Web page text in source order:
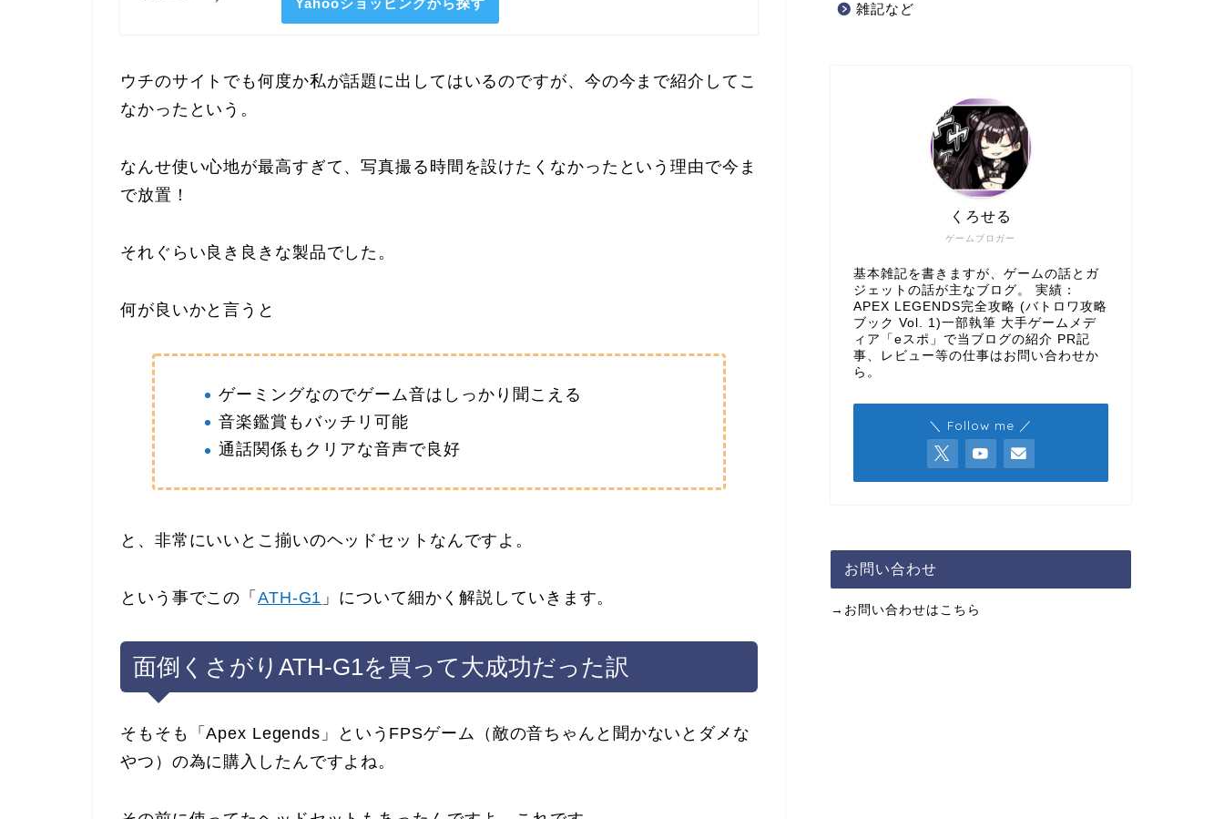
Yahooショッピングから探す
ウチのサイトでも何度か私が話題に出してはいるのですが、今の今まで紹介してこ
なかったという。
なんせ使い心地が最高すぎて、写真撮る時間を設けたくなかったという理由で今ま
で放置！
それぐらい良き良きな製品でした。
何が良いかと言うと
ゲーミングなのでゲーム音はしっかり聞こえる
音楽鑑賞もバッチリ可能
通話関係もクリアな音声で良好
と、非常にいいとこ揃いのヘッドセットなんですよ。
という事でこの「ATH-G1 」について細かく解説していきます。
面倒くさがりATH-G1を買って大成功だった訳
そもそも「Apex Legends」というFPSゲーム（敵の音ちゃんと聞かないとダメな
やつ）の為に購入したんですよね。
雑記など
ゲームブロガー
くろせる
基本雑記を書きますが、ゲームの話とガ
ジェットの話が主なブログ。 実績：
APEX LEGENDS完全攻略 (バトロワ攻略
ブック Vol. 1)一部執筆 大手ゲームメデ
ィア「eスポ」で当ブログの紹介 PR記
事、レビュー等の仕事はお問い合わせか
ら。
＼ Follow me ／
お問い合わせ
→お問い合わせはこちら